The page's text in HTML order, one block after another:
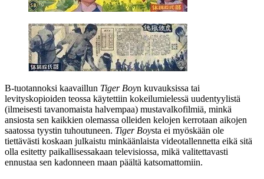
B‑tuotannoksi kaavaillun Tiger Boyn kuvauksissa tai
levityskopioiden teossa käytettiin kokeilumielessä uudentyylistä
(ilmeisesti tavanomaista halvempaa) mustavalkofilmiä, minkä
ansiosta sen kaikkien olemassa olleiden kelojen kerrotaan aikojen
saatossa tyystin tuhoutuneen. Tiger Boysta ei myöskään ole
tiettävästi koskaan julkaistu minkäänlaista videotallennetta eikä sitä
olla esitetty paikallisessakaan televisiossa, mikä valitettavasti
ennustaa sen kadonneen maan päältä katsomattomiin.